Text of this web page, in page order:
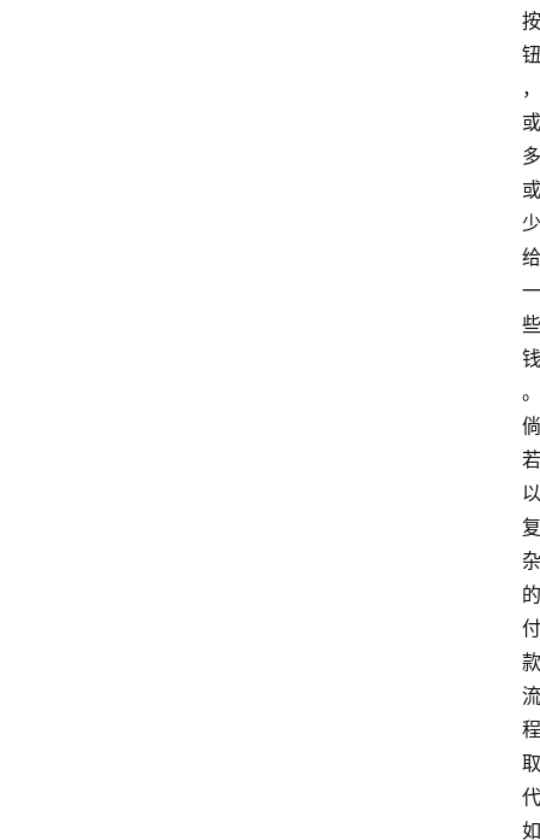
按
钮
，
或
多
或
少
给
一
些
钱
。
倘
若
以
复
杂
的
付
款
流
程
取
代
如